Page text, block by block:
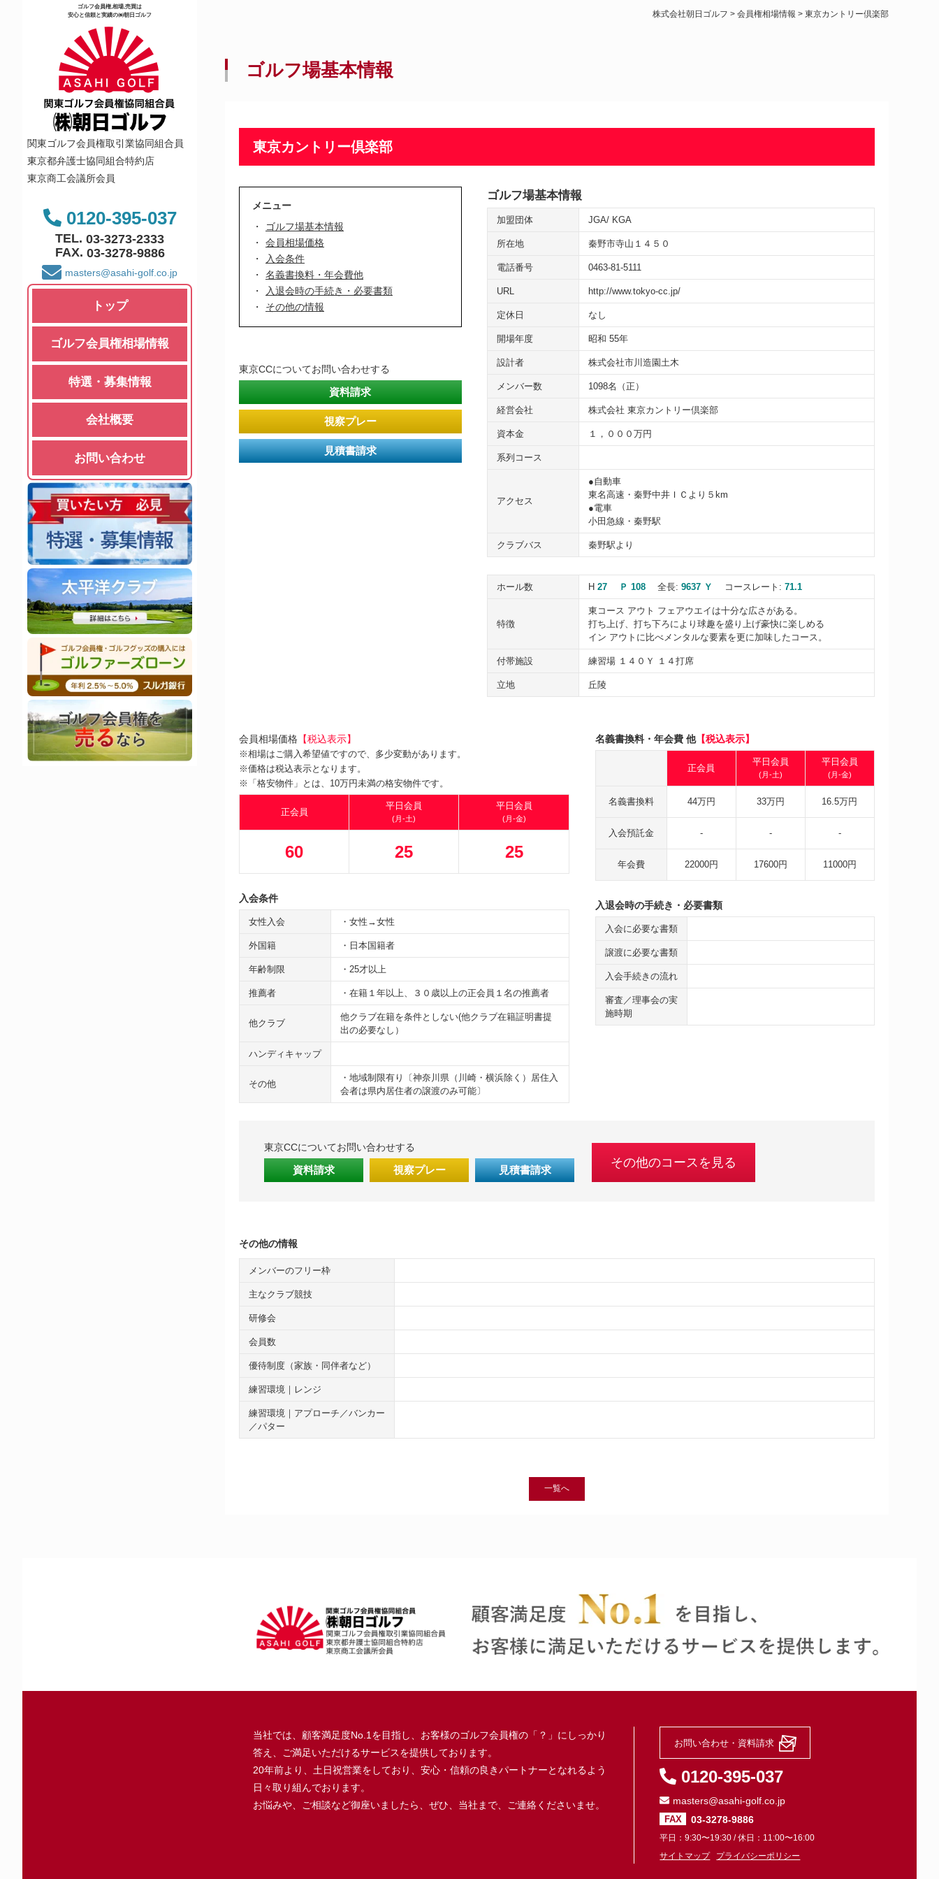
ゴルフ会員権,相場,売買は
安心と信頼と実績の㈱朝日ゴルフ
関東ゴルフ会員権取引業協同組合員
東京都弁護士協同組合特約店
東京商工会議所会員
0120-395-037
TEL. 03-3273-2333
FAX. 03-3278-9886
masters@asahi-golf.co.jp
トップ
ゴルフ会員権相場情報
特選・募集情報
会社概要
お問い合わせ
株式会社朝日ゴルフ > 会員権相場情報 > 東京カントリー倶楽部
ゴルフ場基本情報
東京カントリー倶楽部
メニュー
ゴルフ場基本情報
会員相場価格
入会条件
名義書換料・年会費他
入退会時の手続き・必要書類
その他の情報
東京CCについてお問い合わせする
資料請求
視察プレー
見積書請求
ゴルフ場基本情報
加盟団体 JGA KGA
所在地 秦野市寺山１４５０
電話番号 0463-81-5111
URL http://www.tokyo-cc.jp/
定休日 なし
開場年度 昭和 55年
設計者 株式会社市川造園土木
メンバー数 1098名（正）
経営会社 株式会社 東京カントリー倶楽部
資本金 １，０００万円
系列コース
アクセス
●自動車
東名高速・秦野中井ＩＣより５km
●電車
小田急線・秦野駅
クラブバス 秦野駅より
ホール数 H 27 Ｐ 108 全長: 9637 Ｙ コースレート: 71.1
特徴
東コース アウト フェアウエイは十分な広さがある。
打ち上げ、打ち下ろにより球趣を盛り上げ豪快に楽しめる
イン アウトに比べメンタルな要素を更に加味したコース。
付帯施設 練習場 １４０Ｙ １４打席
立地 丘陵
会員相場価格 【税込表示】
※相場はご購入希望値ですので、多少変動があります。
※価格は税込表示となります。
※「格安物件」とは、10万円未満の格安物件です。
正会員
平日会員
(月-土)
平日会員
(月-金)
60 25 25
入会条件
女性入会 ・女性→女性
外国籍 ・日本国籍者
年齢制限 ・25才以上
推薦者 ・在籍１年以上、３０歳以上の正会員１名の推薦者
他クラブ
他クラブ在籍を条件としない(他クラブ在籍証明書提
出の必要なし）
ハンディキャップ
その他
・地域制限有り〔神奈川県（川崎・横浜除く）居住入
会者は県内居住者の譲渡のみ可能〕
名義書換料・年会費 他【税込表示】
正会員
平日会員
(月-土)
平日会員
(月-金)
名義書換料 44万円 33万円 16.5万円
入会預託金 - - -
年会費 22000円 17600円 11000円
入退会時の手続き・必要書類
入会に必要な書類
譲渡に必要な書類
入会手続きの流れ
審査／理事会の実
施時期
東京CCについてお問い合わせする
資料請求 視察プレー 見積書請求
その他のコースを見る
その他の情報
メンバーのフリー枠
主なクラブ競技
研修会
会員数
優待制度（家族・同伴者など）
練習環境｜レンジ
練習環境｜アプローチ／バンカー
／パター
一覧へ
当社では、顧客満足度No.1を目指し、お客様のゴルフ会員権の「？」にしっかり
答え、ご満足いただけるサービスを提供しております。
20年前より、土日祝営業をしており、安心・信頼の良きパートナーとなれるよう
日々取り組んでおります。
お悩みや、ご相談など御座いましたら、ぜひ、当社まで、ご連絡くださいませ。
お問い合わせ・資料請求
0120-395-037
masters@asahi-golf.co.jp
FAX 03-3278-9886
平日：9:30〜19:30 / 休日：11:00〜16:00
サイトマップ
プライバシーポリシー